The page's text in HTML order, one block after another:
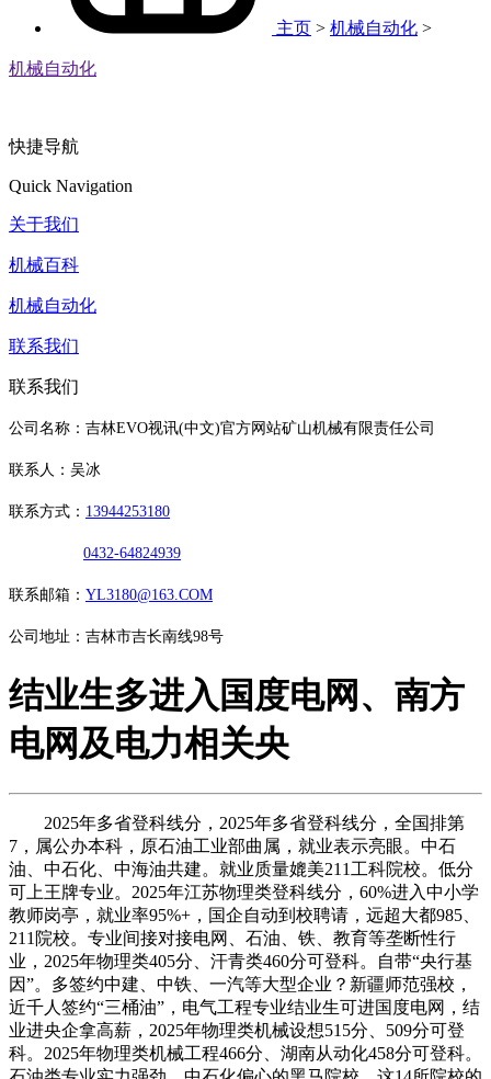
主页 > 机械自动化 >
机械自动化
快捷导航
Quick Navigation
关于我们
机械百科
机械自动化
联系我们
联系我们
公司名称：吉林EVO视讯(中文)官方网站矿山机械有限责任公司
联系人：吴冰
联系方式： 13944253180
0432-64824939
联系邮箱： YL3180@163.COM
公司地址：吉林市吉长南线98号
结业生多进入国度电网、南方
电网及电力相关央
2025年多省登科线分，2025年多省登科线分，全国排第
7，属公办本科，原石油工业部曲属，就业表示亮眼。中石
油、中石化、中海油共建。就业质量媲美211工科院校。低分
可上王牌专业。2025年江苏物理类登科线分，60%进入中小学
教师岗亭，就业率95%+，国企自动到校聘请，远超大都985、
211院校。专业间接对接电网、石油、铁、教育等垄断性行
业，2025年物理类405分、汗青类460分可登科。自带“央行基
因”。多签约中建、中铁、一汽等大型企业？新疆师范强校，
近千人签约“三桶油”，电气工程专业结业生可进国度电网，结
业进央企拿高薪，2025年物理类机械设想515分、509分可登
科。2025年物理类机械工程466分、湖南从动化458分可登科。